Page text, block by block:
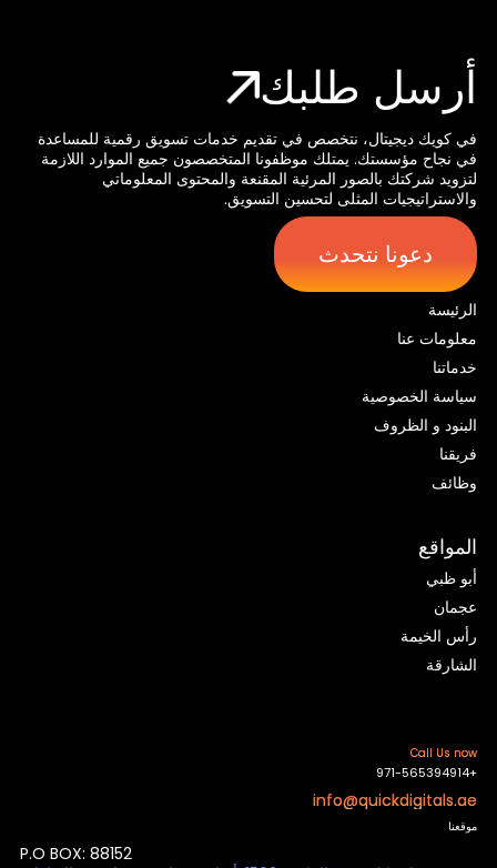
أرسل طلبك
في كويك ديجيتال، نتخصص في تقديم خدمات تسويق رقمية للمساعدة
في نجاح مؤسستك. يمتلك موظفونا المتخصصون جميع الموارد اللازمة
لتزويد شركتك بالصور المرئية المقنعة والمحتوى المعلوماتي
والاستراتيجيات المثلى لتحسين التسويق.
دعونا نتحدث
الرئيسة
معلومات عنا
خدماتنا
سياسة الخصوصية
البنود و الظروف
فريقنا
وظائف
المواقع
أبو ظبي
عجمان
رأس الخيمة
الشارقة
Call Us now
+971-565394914
info@quickdigitals.ae
موقعنا
P.O BOX: 88152